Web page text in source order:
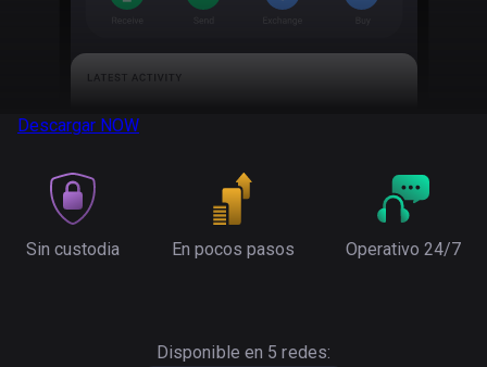
Descargar NOW
Sin custodia En pocos pasos Operativo 24/7
Disponible en 5 redes: